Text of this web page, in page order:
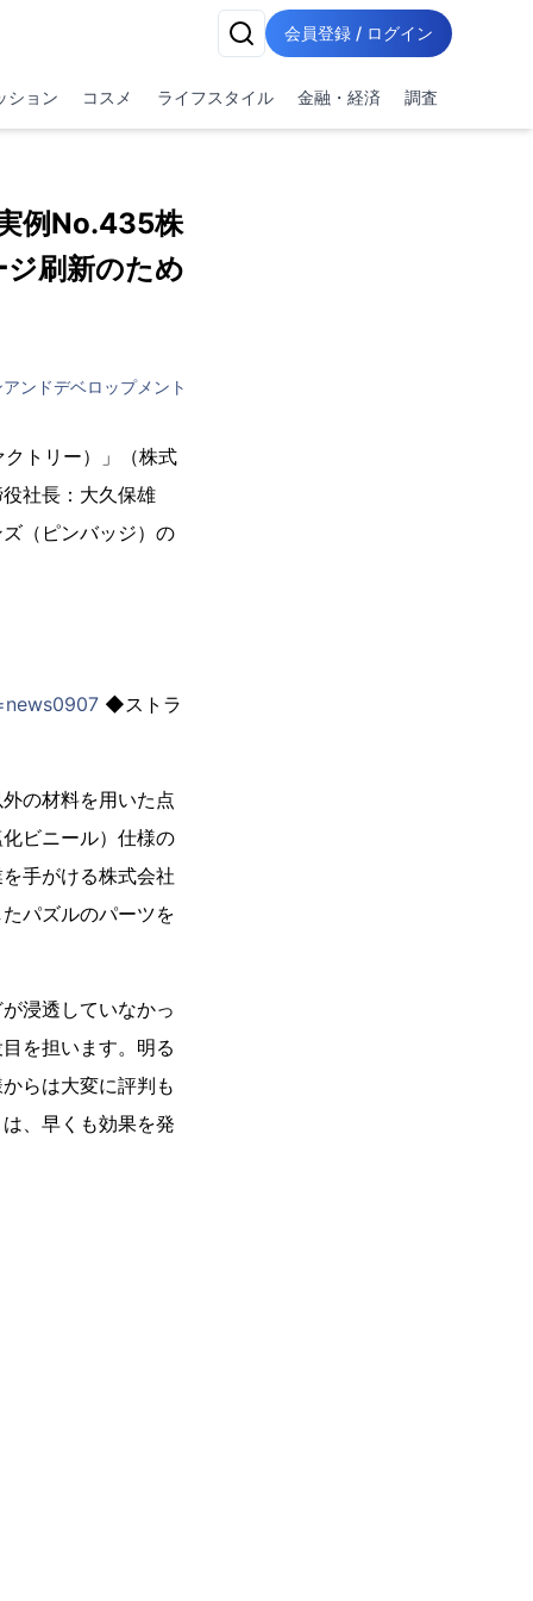
会員登録 / ログイン
ション コスメ ライフスタイル 金融・経済 調査
例No.435株
刷新のため
ンドデベロップメント
トリー）」（株式
社長：大久保雄
（ピンバッジ）の
◆ストラ
の材料を用いた点
ビニール）仕様の
手がける株式会社
パズルのパーツを
浸透していなかっ
を担います。明る
らは大変に評判も
、早くも効果を発